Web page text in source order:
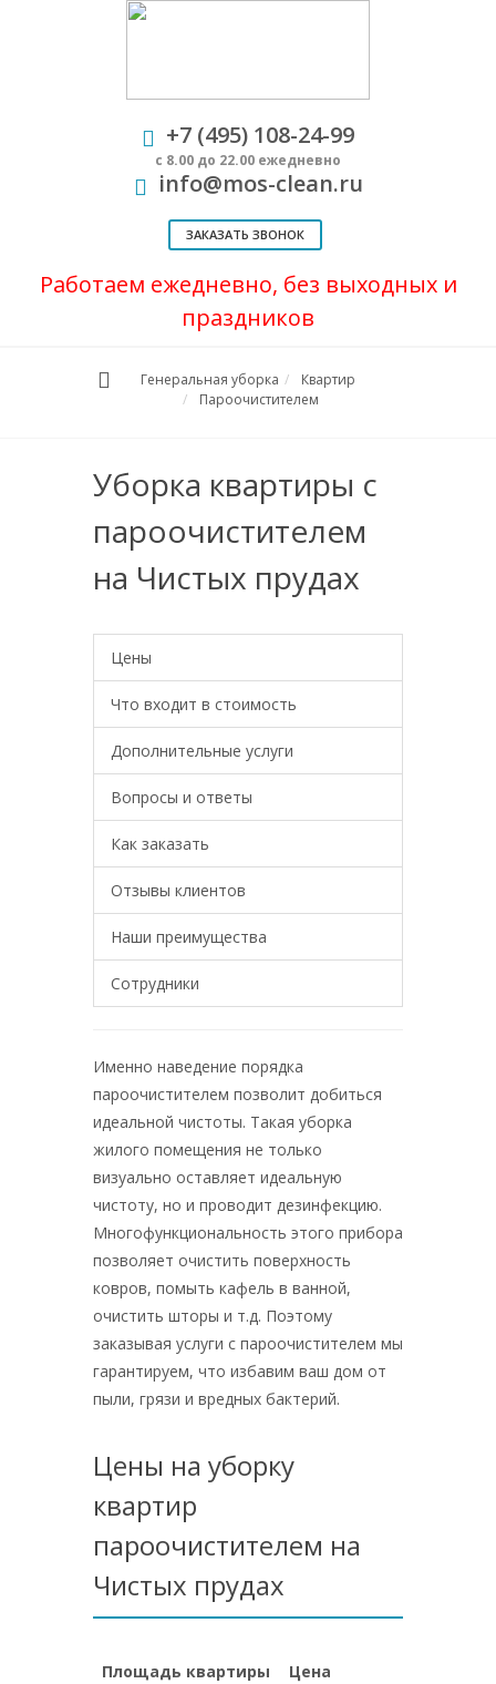
+7 (495) 108-24-99
с 8.00 до 22.00 ежедневно
info@mos-clean.ru
ЗАКАЗАТЬ ЗВОНОК
Работаем ежедневно, без выходных и
праздников
Генеральная уборка
Квартир
Пароочистителем
Уборка квартиры с
пароочистителем
на Чистых прудах
Цены
Что входит в стоимость
Дополнительные услуги
Вопросы и ответы
Как заказать
Отзывы клиентов
Наши преимущества
Сотрудники
Именно наведение порядка
пароочистителем позволит добиться
идеальной чистоты. Такая уборка
жилого помещения не только
визуально оставляет идеальную
чистоту, но и проводит дезинфекцию.
Многофункциональность этого прибора
позволяет очистить поверхность
ковров, помыть кафель в ванной,
очистить шторы и т.д. Поэтому
заказывая услуги с пароочистителем мы
гарантируем, что избавим ваш дом от
пыли, грязи и вредных бактерий.
Цены на уборку
квартир
пароочистителем на
Чистых прудах
Площадь квартиры
Цена